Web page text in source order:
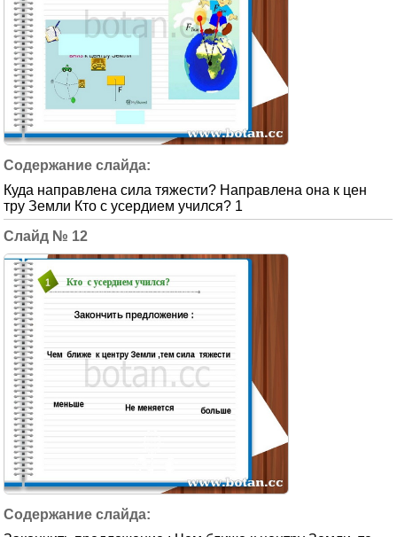
Куда направлена сила тяжести? Направлена она к цен
тру Земли Кто с усердием учился? 1
12